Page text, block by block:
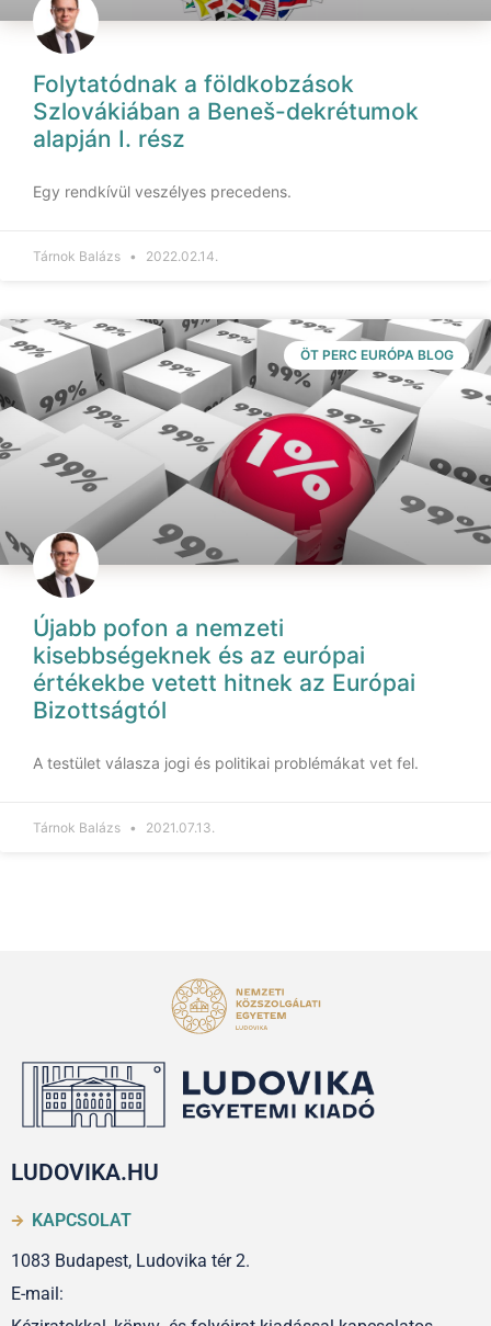
Folytatódnak a földkobzások
Szlovákiában a Beneš-dekrétumok
alapján I. rész
Egy rendkívül veszélyes precedens.
Tárnok Balázs 2022.02.14.
ÖT PERC EURÓPA BLOG
Újabb pofon a nemzeti
kisebbségeknek és az európai
értékekbe vetett hitnek az Európai
Bizottságtól
A testület válasza jogi és politikai problémákat vet fel.
Tárnok Balázs 2021.07.13.
LUDOVIKA.HU
KAPCSOLAT
1083 Budapest, Ludovika tér 2.
E-mail: